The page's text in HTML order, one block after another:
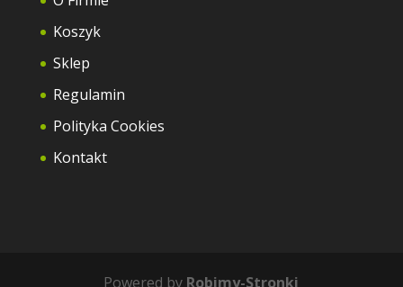
Koszyk
Sklep
Regulamin
Polityka Cookies
Kontakt
Powered by Robimy-Stronki